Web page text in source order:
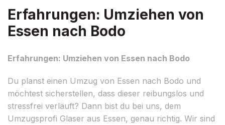
Erfahrungen: Umziehen von
Essen nach Bodo
Erfahrungen: Umziehen von Essen nach Bodo
Du planst einen Umzug von Essen nach Bodo und
möchtest sicherstellen, dass dieser reibungslos und
stressfrei verläuft? Dann bist du bei uns, dem
Umzugsprofi Glaser aus Essen, genau richtig. Wir sind